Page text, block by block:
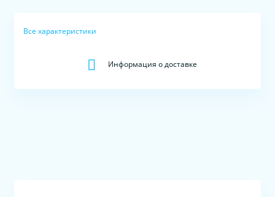
Все характеристики
Информация о доставке